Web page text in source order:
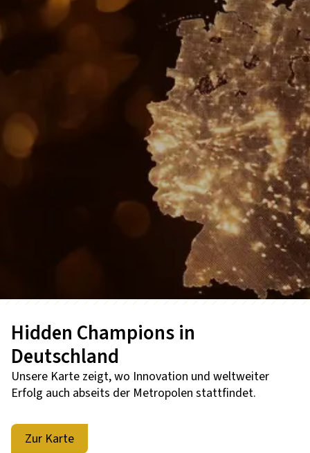
Hidden Champions in
Deutschland
Unsere Karte zeigt, wo Innovation und weltweiter
Erfolg auch abseits der Metropolen stattfindet.
Zur Karte